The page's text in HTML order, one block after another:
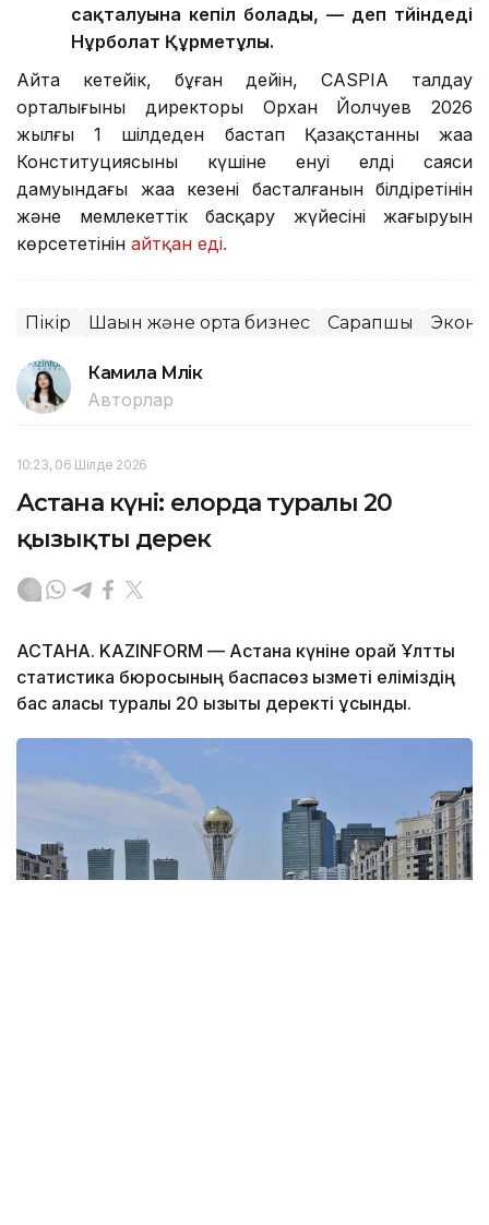
сақталуына кепіл болады, — деп түйіндеді
Нұрболат Құрметұлы.
Айта кетейік, бұған дейін, CASPIA талдау
орталығының директоры Орхан Йолчуев 2026
жылғы 1 шілдеден бастап Қазақстанның жаңа
Конституциясының күшіне енуі елдің саяси
дамуындағы жаңа кезеңнің басталғанын білдіретінін
және мемлекеттік басқару жүйесінің жаңғыруын
көрсететінін айтқан еді.
Пікір Шағын және орта бизнес Сарапшы
Камила Мүлік
Авторлар
10:23, 06 Шілде 2026
Астана күні: елорда туралы 20
қызықты дерек
АСТАНА. KAZINFORM — Астана күніне орай Ұлттық
статистика бюросының баспасөз қызметі еліміздің
бас қаласы туралы 20 қызықты деректі ұсынды.